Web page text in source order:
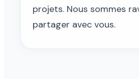
projets. Nous sommes
partager avec vous.